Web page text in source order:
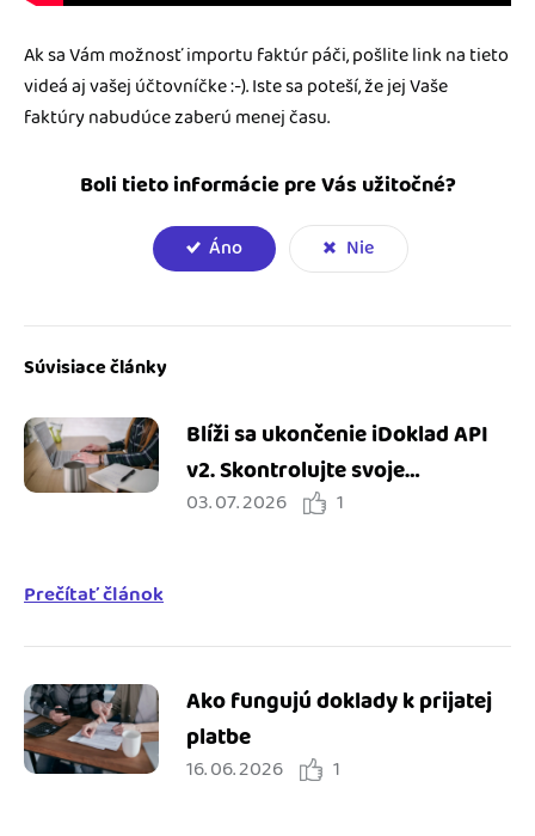
Ak sa Vám možnosť importu faktúr páči, pošlite link na tieto
videá aj vašej účtovníčke :-). Iste sa poteší, že jej Vaše
faktúry nabudúce zaberú menej času.
Boli tieto informácie pre Vás užitočné?
Áno Nie
Súvisiace články
Blíži sa ukončenie iDoklad API
v2. Skontrolujte svoje
integrácie
03. 07. 2026 1
Prečítať článok
Ako fungujú doklady k prijatej
platbe
16. 06. 2026 1